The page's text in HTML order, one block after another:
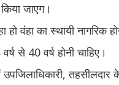
जाएग।
वंहा का स्थायी नागरिक
से 40 वर्ष होनी चाहिए।
तहसीलदार